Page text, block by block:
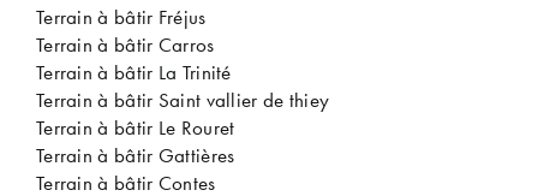
Terrain à bâtir Fréjus
Terrain à bâtir Carros
Terrain à bâtir La Trinité
Terrain à bâtir Saint vallier de thiey
Terrain à bâtir Le Rouret
Terrain à bâtir Gattières
Terrain à bâtir Contes